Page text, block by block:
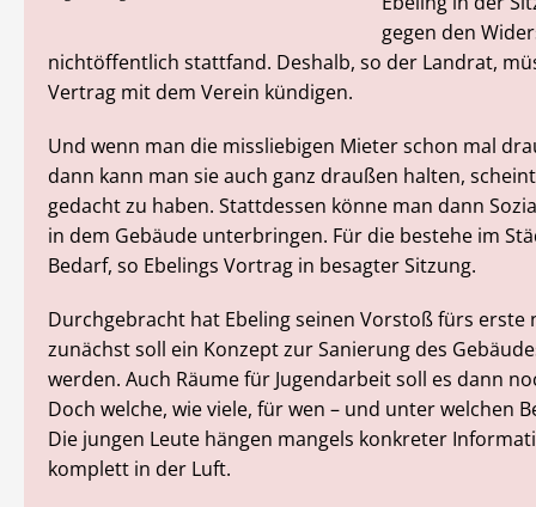
gegen den
nichtöffentlich stattfand. Deshalb, so der Landrat,
Vertrag mit dem Verein kündigen.
Und wenn man die missliebigen Mieter schon mal
dann kann man sie auch ganz draußen halten,
gedacht zu haben. Stattdessen könne man dann
in dem Gebäude unterbringen. Für die bestehe im
Bedarf, so Ebelings Vortrag in besagter Sitzung.
Durchgebracht hat Ebeling seinen Vorstoß fürs erste
zunächst soll ein Konzept zur Sanierung des
werden. Auch Räume für Jugendarbeit soll es dann
Doch welche, wie viele, für wen – und unter welchen
Die jungen Leute hängen mangels konkreter
komplett in der Luft.